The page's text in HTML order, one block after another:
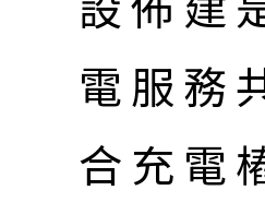
電服務
合充電